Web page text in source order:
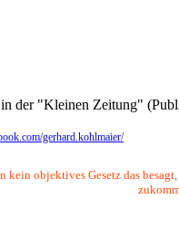
der "Kleinen Zeitung"
gerhard.kohlmaier/
kein objektives Gesetz das